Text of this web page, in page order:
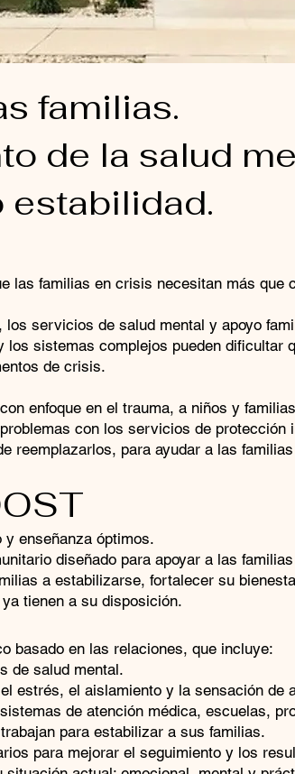
familias.
de la salud
estabilidad.
las familias en crisis necesitan más que
servicios de salud mental y apoyo
sistemas complejos pueden dificultar
de crisis.
enfoque en el trauma, a niños y
con los servicios de protección
reemplazarlos, para ayudar a las
y enseñanza óptimos.
diseñado para apoyar a las
a estabilizarse, fortalecer su
tienen a su disposición.
basado en las relaciones, que incluye:
de salud mental.
estrés, el aislamiento y la sensación de
de atención médica, escuelas,
para estabilizar a sus familias.
para mejorar el seguimiento y los